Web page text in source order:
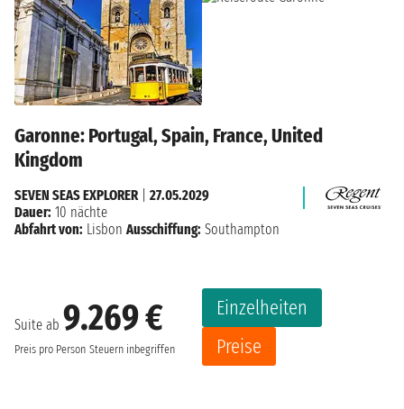
Garonne: Portugal, Spain, France, United
Kingdom
Suite ab 9.269 €
Preis pro Person Steuern inbegriffen
Einzelheiten
Preise
SEVEN SEAS EXPLORER
27.05.2029
Dauer: 10 nächte
Abfahrt von: Lisbon Ausschiffung: Southampton